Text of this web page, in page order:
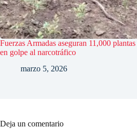
Fuerzas Armadas aseguran 11,000
en golpe al narcotráfico
marzo 5, 2026
Deja un comentario